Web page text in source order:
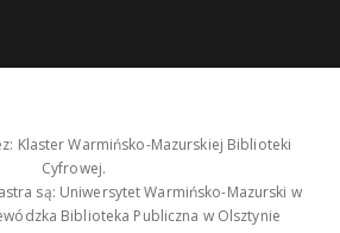
Klaster Warmińsko-Mazurskiej Biblioteki
Cyfrowej.
są: Uniwersytet Warmińsko-Mazurski w
Biblioteka Publiczna w Olsztynie